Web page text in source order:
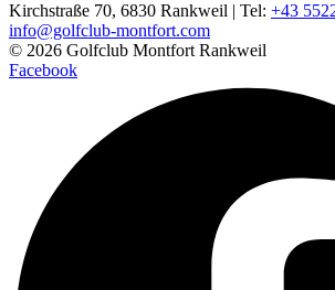
Kirchstraße 70, 6830 Rankweil | Tel: +43
info@golfclub-montfort.com
© 2026 Golfclub Montfort Rankweil
Facebook